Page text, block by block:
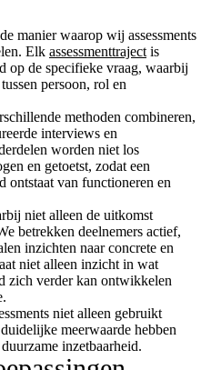
manier waarop wij assessments
Elk assessmenttraject is
op de specifieke vraag, waarbij
persoon, rol en
methoden combineren,
interviews en
worden niet los
en getoetst, zodat een
ontstaat van functioneren en
niet alleen de uitkomst
betrekken deelnemers actief,
inzichten naar concrete en
niet alleen inzicht in wat
zich verder kan ontwikkelen
niet alleen gebruikt
meerwaarde hebben
inzetbaarheid.